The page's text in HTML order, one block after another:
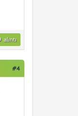
alıntı
#4